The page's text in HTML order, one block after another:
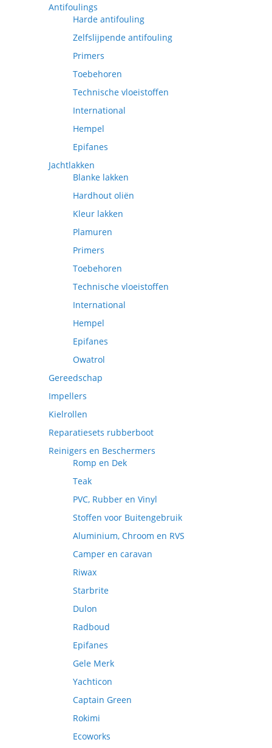
Antifoulings
Harde antifouling
Zelfslijpende antifouling
Primers
Toebehoren
Technische vloeistoffen
International
Hempel
Epifanes
Jachtlakken
Blanke lakken
Hardhout oliën
Kleur lakken
Plamuren
Primers
Toebehoren
Technische vloeistoffen
International
Hempel
Epifanes
Owatrol
Gereedschap
Impellers
Kielrollen
Reparatiesets rubberboot
Reinigers en Beschermers
Romp en Dek
Teak
PVC, Rubber en Vinyl
Stoffen voor Buitengebruik
Aluminium, Chroom en RVS
Camper en caravan
Riwax
Starbrite
Dulon
Radboud
Epifanes
Gele Merk
Yachticon
Captain Green
Rokimi
Ecoworks